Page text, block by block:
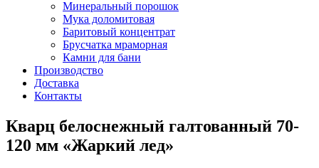
Минеральный порошок
Мука доломитовая
Баритовый концентрат
Брусчатка мраморная
Камни для бани
Производство
Доставка
Контакты
Кварц белоснежный галтованный 70-
120 мм «Жаркий лед»